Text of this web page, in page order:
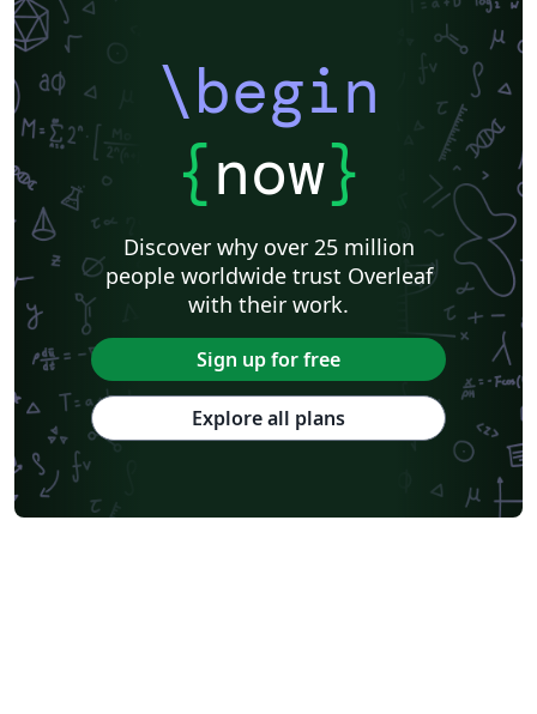
\begin
{now}
Discover why over 25 million
people worldwide trust Overleaf
with their work.
Sign up for free
Explore all plans